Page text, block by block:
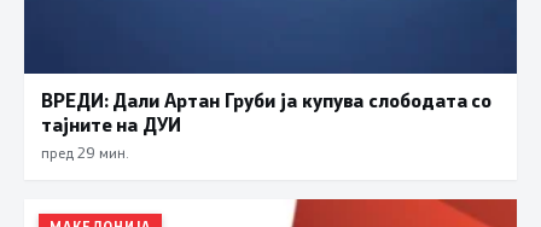
ВРЕДИ: Дали Артан Груби ја купува слободата со
тајните на ДУИ
пред 29 мин.